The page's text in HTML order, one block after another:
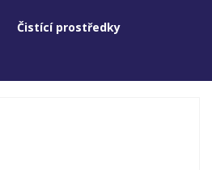
Čistící prostředky